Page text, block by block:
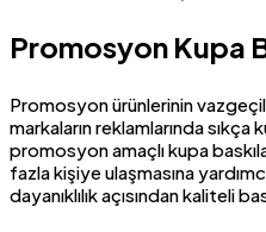
Promosyon Kupa
Promosyon ürünlerinin
markaların reklamlarında sıkça
promosyon amaçlı kupa
fazla kişiye ulaşmasına
dayanıklılık açısından kaliteli